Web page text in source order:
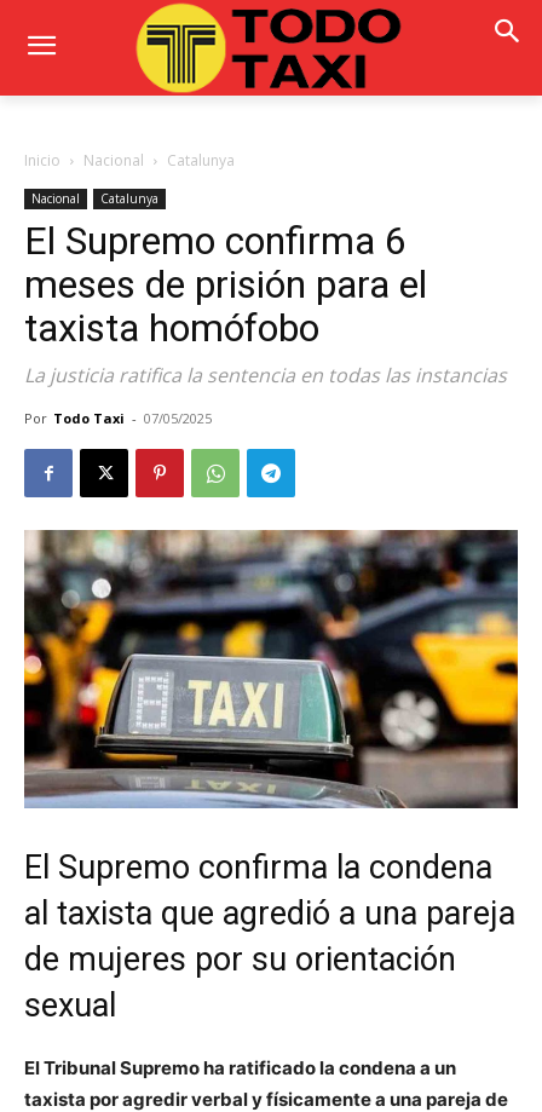
Inicio Nacional Catalunya
Nacional Catalunya
El Supremo confirma 6
meses de prisión para el
taxista homófobo
La justicia ratifica la sentencia en todas las instancias
Por Todo Taxi - 07/05/2025
El Supremo confirma la condena
al taxista que agredió a una pareja
de mujeres por su orientación
sexual
El Tribunal Supremo ha ratificado la condena a un
taxista por agredir verbal y físicamente a una pareja de